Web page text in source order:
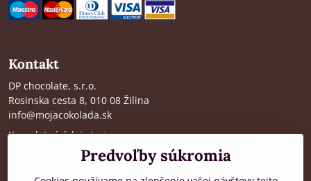
Kontakt
DP chocolate, s.r.o.
Rosinska cesta 8, 010 08 Žilina
info@mojacokolada.sk
Kompletné údaje tu>
Kde nás nájdete
Predvoľby súkromia